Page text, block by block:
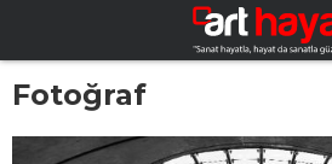
Fotoğraf